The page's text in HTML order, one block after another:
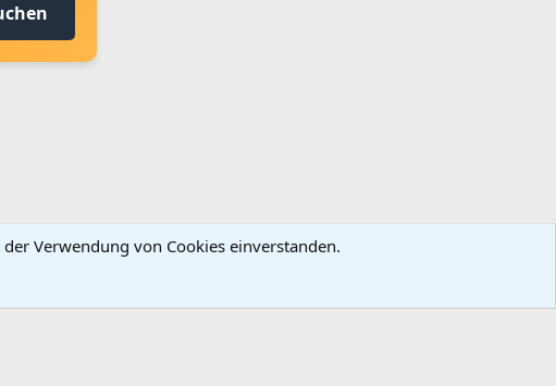
Bedingungen und Regeln Datenschutz Hilfe
Verwendung von Cookies einverstanden.